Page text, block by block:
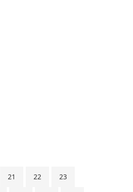
21 22 23